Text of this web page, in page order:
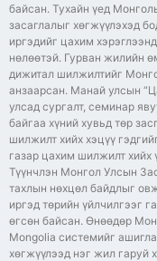
байсан. Тухайн үед
засаглалыг хөгжүүлэхэд
иргэдийг цахим
нөлөөтэй. Гурван жилийн
дижитал шилжилтийг
анзаарсан. Манай улсын
улсад сургалт, семинар
байгаа хүний хувьд төр
шилжилт хийх хэцүү
газар цахим шилжилт хийх
Түүнчлэн Монгол Улсын
тахлын нөхцөл байдлыг
иргэд төрийн үйлчилгээг
өгсөн байсан. Өнөөдөр
Mongolia системийг
хөгжүүлээд нэг жил гаруй